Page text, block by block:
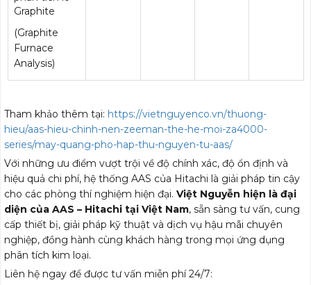
Graphite
(Graphite
Furnace
Analysis)
Tham khảo thêm tại: https://vietnguyenco.vn/thuong-
hieu/aas-hieu-chinh-nen-zeeman-the-he-moi-za4000-
series/may-quang-pho-hap-thu-nguyen-tu-aas/
Với những ưu điểm vượt trội về độ chính xác, độ ổn định và
hiệu quả chi phí, hệ thống AAS của Hitachi là giải pháp tin cậy
cho các phòng thí nghiệm hiện đại. Việt Nguyễn hiện là đại
diện của AAS – Hitachi tại Việt Nam, sẵn sàng tư vấn, cung
cấp thiết bị, giải pháp kỹ thuật và dịch vụ hậu mãi chuyên
nghiệp, đồng hành cùng khách hàng trong mọi ứng dụng
phân tích kim loại.
Liên hệ ngay để được tư vấn miễn phí 24/7: